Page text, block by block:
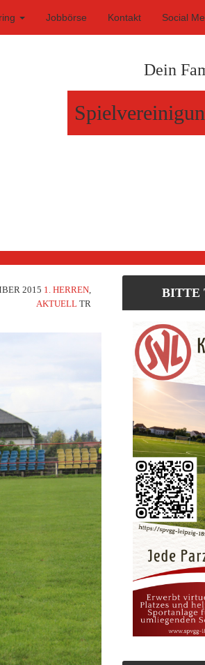
Jobbörse Kontakt Social
Dein
2015 1. HERREN,
AKTUELLTR
BITTE